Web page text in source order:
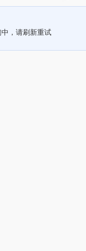
，请刷新重试